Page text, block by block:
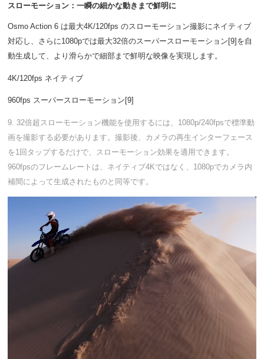
スローモーション：一瞬の細かな動きまで鮮明に
Osmo Action 6 は最大4K/120fps のスローモーション撮影にネイティブ
対応し、さらに1080pでは最大32倍のスーパースローモーション[9]を自
動生成して、より滑らかで細部まで鮮明な映像を実現します。
4K/120fps ネイティブ
960fps スーパースローモーション[9]
9. 32倍超スローモーション機能を使用するには、1080p/240fpsで標準動
画を撮影する必要があります。撮影後、カメラの再生インターフェース
を1回タップするだけで、スローモーション効果を適用できます。
960fpsのフレームレートは、ネイティブ4Kではなく、1080pでカメラ内
補間によって生成されたものと同等です。